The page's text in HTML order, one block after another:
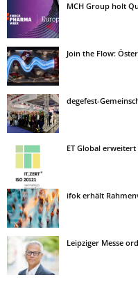
MCH Group holt
Join the Flow:
degefest-
ET Global
ifok erhält
Leipziger Messe